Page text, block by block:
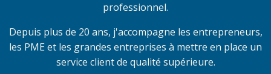
professionnel.
Depuis plus de 20 ans, j'accompagne les entrepreneurs,
les PME et les grandes entreprises à mettre en place un
service client de qualité supérieure.